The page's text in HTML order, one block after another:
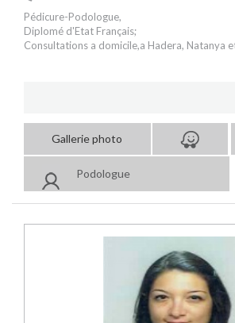
Pédicure-Podologue,
Diplomé d'Etat Français;
Consultations a domicile,a Hadera, Natanya
Gallerie photo
Podologue